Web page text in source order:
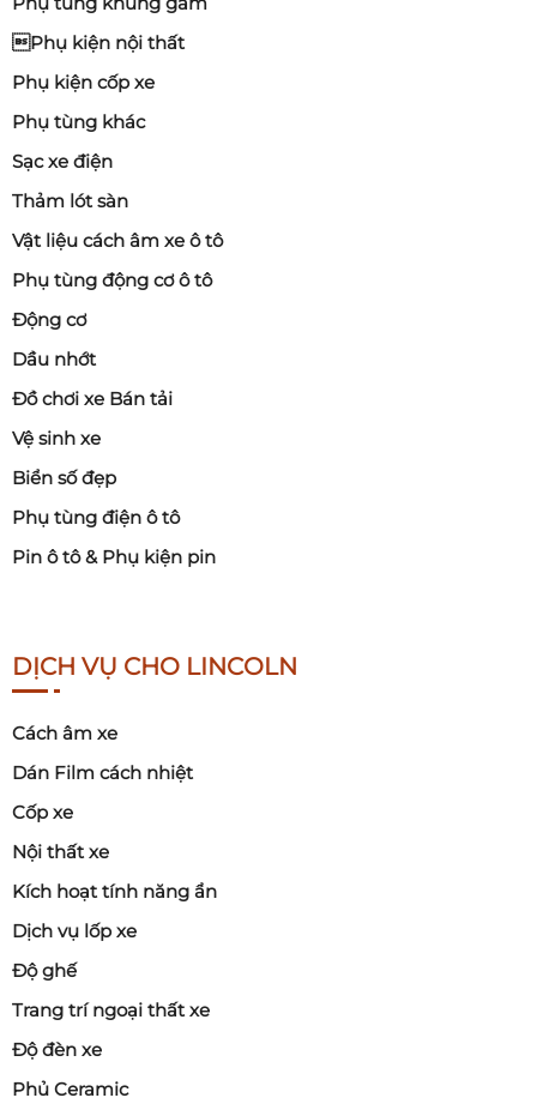
Phụ kiện nội thất
Phụ kiện cốp xe
Phụ tùng khác
Sạc xe điện
Thảm lót sàn
Vật liệu cách âm xe ô tô
Phụ tùng động cơ ô tô
Động cơ
Dầu nhớt
Đồ chơi xe Bán tải
Vệ sinh xe
Biển số đẹp
Phụ tùng điện ô tô
Pin ô tô & Phụ kiện pin
DỊCH VỤ CHO LINCOLN
Cách âm xe
Dán Film cách nhiệt
Cốp xe
Nội thất xe
Kích hoạt tính năng ẩn
Dịch vụ lốp xe
Độ ghế
Trang trí ngoại thất xe
Độ đèn xe
Phủ Ceramic